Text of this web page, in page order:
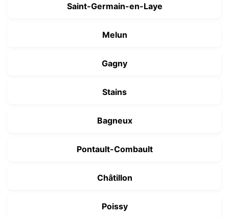
Saint-Germain-en-Laye
Melun
Gagny
Stains
Bagneux
Pontault-Combault
Châtillon
Poissy